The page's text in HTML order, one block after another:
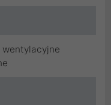
wentylacyjne